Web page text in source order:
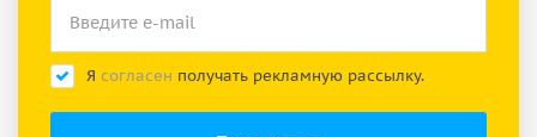
Я согласен получать рекламную рассылку.